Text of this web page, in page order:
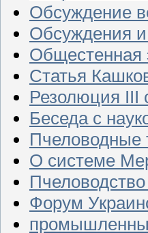
Обсуждение
Обсуждения
Общестенная
Статья
Резолюция III
Беседа с
Пчеловодные
О системе
Форум